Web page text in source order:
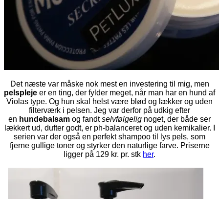
Det næste var måske nok mest en investering til mig, men
pelspleje er en ting, der fylder meget, når man har en hund af
Violas type. Og hun skal helst være blød og lækker og uden
filterværk i pelsen. Jeg var derfor på udkig efter
en hundebalsam og fandtselvfølgelig noget, der både ser
lækkert ud, dufter godt, er ph-balanceret og uden kemikalier. I
serien var der også en perfekt shampoo til lys pels, som
fjerne gullige toner og styrker den naturlige farve. Priserne
ligger på 129 kr. pr. stk her.